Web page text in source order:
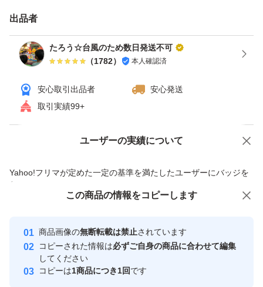
ブラック、ホワイト、ベージュ、グレー、レッド、アイボ
リー、ピンク、ブラウンの８色、15cm、20cm、25cmの
取り扱いがございます。
【注意事項】
・海外輸入品となります。シワ・小さなシミ・汚れ等があ
・留め金具のカラーは、シルバーではなくブラックになる
場合がございます。
ございます。リピーター様につきましても、前回ご購入い
ただいた商品と全く同一ではない場合がございます。
出品者
たろう☆台風のため数日発送不可
（1782） 本人確認済
安心取引出品者
安心発送
取引実績99+
ユーザーの実績について
Yahoo!フリマが定めた一定の基準を満たしたユーザーにバッジを
付与しています
安心取引出品者
心・安全なユーザーです
取引実績
価格の相談 商品への質問
この商品の情報をコピーします
商品画像の無断転載は禁止されています
コピーされた情報は必ずご自身の商品に合わせて編集
してください
コピーは1商品につき1回です
この商品をみている人にオススメ